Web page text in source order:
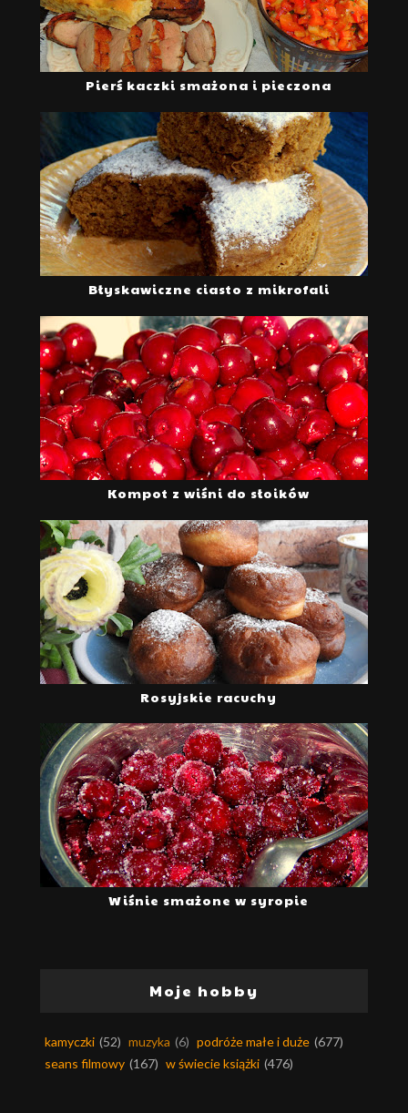
Pierś kaczki smażona i pieczona
Błyskawiczne ciasto z mikrofali
Kompot z wiśni do słoików
Rosyjskie racuchy
Wiśnie smażone w syropie
Moje hobby
kamyczki (52) muzyka (6) podróże małe i duże (677)
seans filmowy (167) w świecie książki (476)